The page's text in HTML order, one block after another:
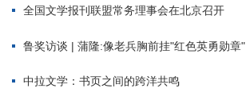
全国文学报刊联盟常务理事会在北京召开
鲁奖访谈 | 蒲隆:像老兵胸前挂"红色英勇勋章"
中拉文学：书页之间的跨洋共鸣